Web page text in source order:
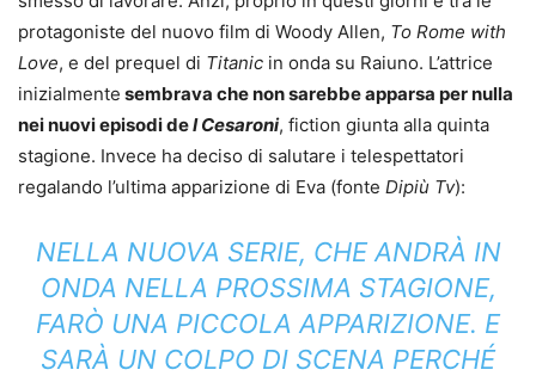
protagoniste del nuovo film di Woody Allen, To Rome with
Love, e del prequel di Titanic in onda su Raiuno. L’attrice
inizialmente sembrava che non sarebbe apparsa per nulla
nei nuovi episodi deI Cesaroni, fiction giunta alla quinta
stagione. Invece ha deciso di salutare i telespettatori
regalando l’ultima apparizione di Eva (fonte Dipiù Tv):
NELLA NUOVA SERIE, CHE ANDRÀ IN
ONDA NELLA PROSSIMA STAGIONE,
FARÒ UNA PICCOLA APPARIZIONE. E
SARÀ UN COLPO DI SCENA PERCHÉ